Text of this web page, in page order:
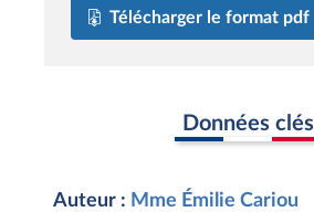
Télécharger le format pdf
Données clés
Auteur : Mme Émilie Cariou